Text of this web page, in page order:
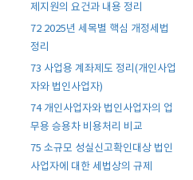
제지원의 요건과 내용 정리
72 2025년 세목별 핵심 개정세법
정리
73 사업용 계좌제도 정리(개인사업
자와 법인사업자)
74 개인사업자와 법인사업자의 업
무용 승용차 비용처리 비교
75 소규모 성실신고확인대상 법인
사업자에 대한 세법상의 규제